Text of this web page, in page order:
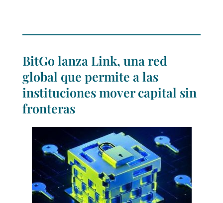
BitGo lanza Link, una red
global que permite a las
instituciones mover capital sin
fronteras